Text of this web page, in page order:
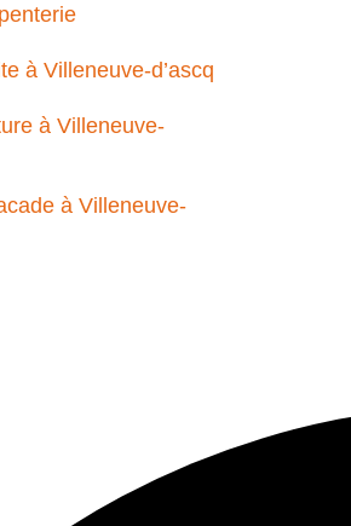
à Villeneuve-d’ascq
à Villeneuve-
à Villeneuve-